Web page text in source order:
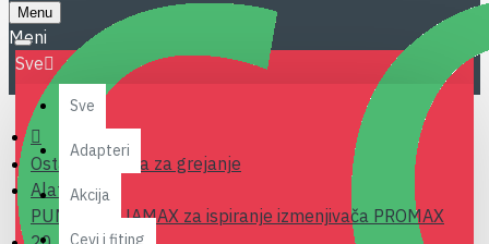
Menu
Sve
Sve
Adapteri
Akcija
Cevi i fiting
Ostala oprema za grejanje
Alat
PUMPA AQUAMAX za ispiranje izmenjivača PROMAX